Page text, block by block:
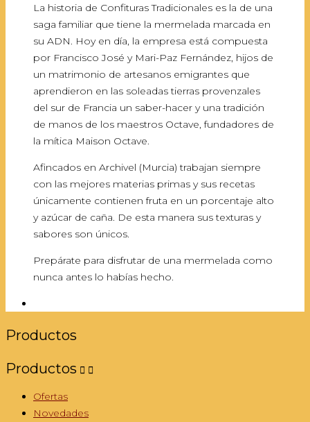
La historia de Confituras Tradicionales es la de una
saga familiar que tiene la mermelada marcada en
su ADN. Hoy en día, la empresa está compuesta
por Francisco José y Mari-Paz Fernández, hijos de
un matrimonio de artesanos emigrantes que
aprendieron en las soleadas tierras provenzales
del sur de Francia un saber-hacer y una tradición
de manos de los maestros Octave, fundadores de
la mítica Maison Octave.
Afincados en Archivel (Murcia) trabajan siempre
con las mejores materias primas y sus recetas
únicamente contienen fruta en un porcentaje alto
y azúcar de caña. De esta manera sus texturas y
sabores son únicos.
Prepárate para disfrutar de una mermelada como
nunca antes lo habías hecho.
Productos
Productos  
Ofertas
Novedades